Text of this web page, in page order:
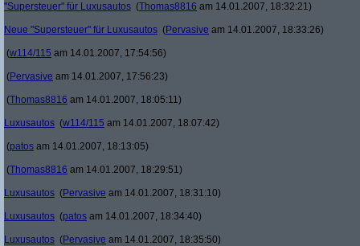
"Supersteuer" für Luxusautos (Thomas8816 am 14.01.2007, 18:32:21)
Neue "Supersteuer" für Luxusautos (Pervasive am 14.01.2007, 18:33:26)
(w114/115 am 14.01.2007, 17:54:56)
(Pervasive am 14.01.2007, 17:56:23)
(Thomas8816 am 14.01.2007, 18:05:11)
Luxusautos (w114/115 am 14.01.2007, 18:07:42)
(patos am 14.01.2007, 18:13:05)
(Thomas8816 am 14.01.2007, 18:29:51)
Luxusautos (Pervasive am 14.01.2007, 18:31:10)
Luxusautos (patos am 14.01.2007, 18:34:40)
Luxusautos (Pervasive am 14.01.2007, 18:35:50)